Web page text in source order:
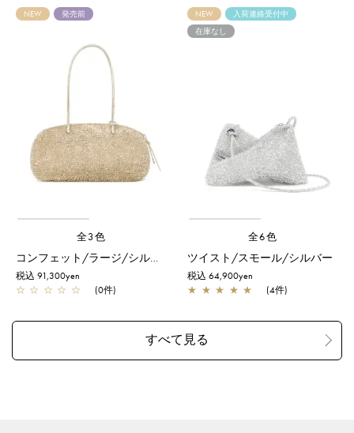
NEW 発売前
全3色
コンフェット/ラージ/シルバーゴールド
税込 91,300yen
☆ ☆ ☆ ☆ ☆ (0件)
NEW
入荷連絡受付中
在庫なし
全6色
ツイスト/スモール/シルバー
税込 64,900yen
★ ★ ★ ★ ★ (4件)